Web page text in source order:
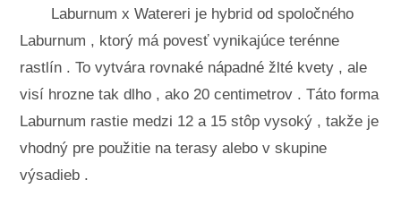
Laburnum x Watereri je hybrid od spoločného
Laburnum , ktorý má povesť vynikajúce terénne
rastlín . To vytvára rovnaké nápadné žlté kvety , ale
visí hrozne tak dlho , ako 20 centimetrov . Táto forma
Laburnum rastie medzi 12 a 15 stôp vysoký , takže je
vhodný pre použitie na terasy alebo v skupine
výsadieb .